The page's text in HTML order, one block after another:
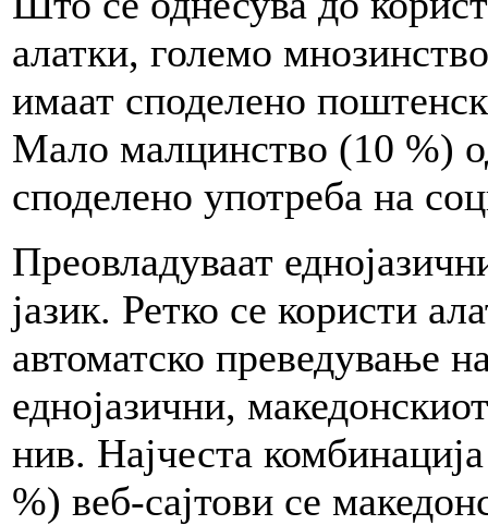
алатки, големо
имаат споделено
Мало малцинство (10 %)
споделено употреба на
Преовладуваат
јазик. Ретко се користи
автоматско преведување
еднојазични,
нив. Најчеста
%) веб-сајтови се